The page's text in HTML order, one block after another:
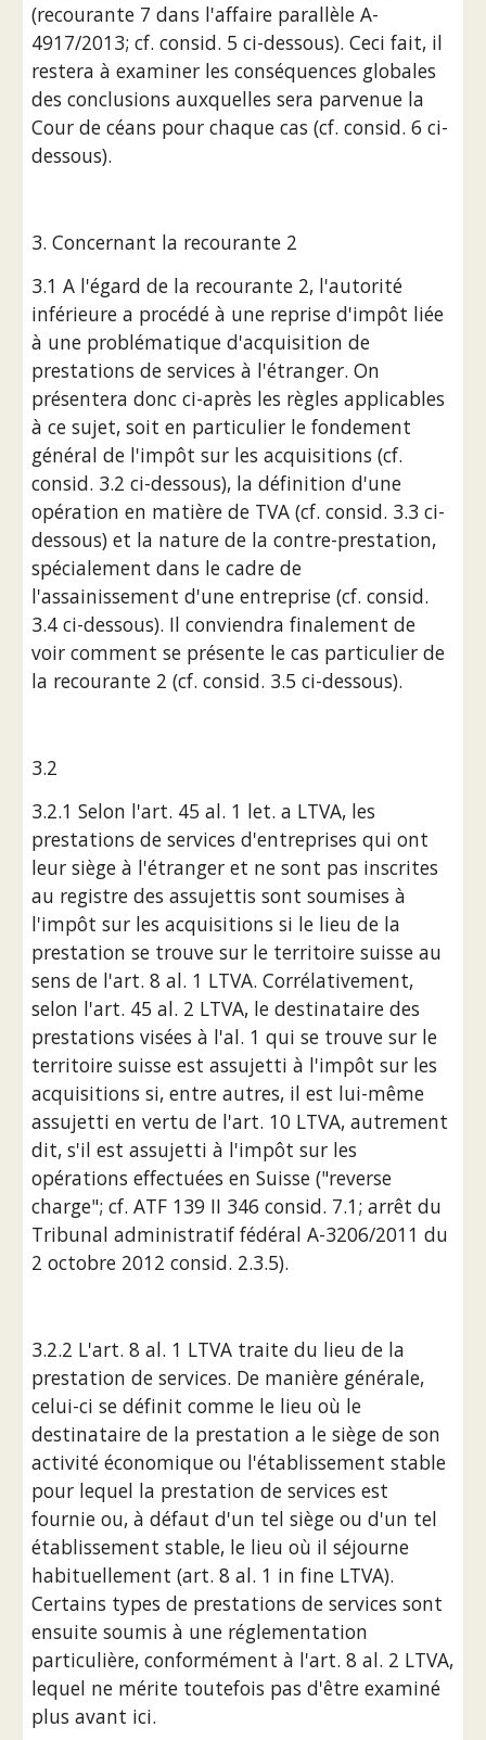
(recourante 7 dans l'affaire parallèle A-
4917/2013; cf. consid. 5 ci-dessous). Ceci fait, il
restera à examiner les conséquences globales
des conclusions auxquelles sera parvenue la
Cour de céans pour chaque cas (cf. consid. 6 ci-
dessous).
3. Concernant la recourante 2
3.1 A l'égard de la recourante 2, l'autorité
inférieure a procédé à une reprise d'impôt liée
à une problématique d'acquisition de
prestations de services à l'étranger. On
présentera donc ci-après les règles applicables
à ce sujet, soit en particulier le fondement
général de l'impôt sur les acquisitions (cf.
consid. 3.2 ci-dessous), la définition d'une
opération en matière de TVA (cf. consid. 3.3 ci-
dessous) et la nature de la contre-prestation,
spécialement dans le cadre de
l'assainissement d'une entreprise (cf. consid.
3.4 ci-dessous). Il conviendra finalement de
voir comment se présente le cas particulier de
la recourante 2 (cf. consid. 3.5 ci-dessous).
3.2
3.2.1 Selon l'art. 45 al. 1 let. a LTVA, les
prestations de services d'entreprises qui ont
leur siège à l'étranger et ne sont pas inscrites
au registre des assujettis sont soumises à
l'impôt sur les acquisitions si le lieu de la
prestation se trouve sur le territoire suisse au
sens de l'art. 8 al. 1 LTVA. Corrélativement,
selon l'art. 45 al. 2 LTVA, le destinataire des
prestations visées à l'al. 1 qui se trouve sur le
territoire suisse est assujetti à l'impôt sur les
acquisitions si, entre autres, il est lui-même
assujetti en vertu de l'art. 10 LTVA, autrement
dit, s'il est assujetti à l'impôt sur les
opérations effectuées en Suisse ("reverse
charge"; cf. ATF 139 II 346 consid. 7.1; arrêt du
Tribunal administratif fédéral A-3206/2011 du
2 octobre 2012 consid. 2.3.5).
3.2.2 L'art. 8 al. 1 LTVA traite du lieu de la
prestation de services. De manière générale,
celui-ci se définit comme le lieu où le
destinataire de la prestation a le siège de son
activité économique ou l'établissement stable
pour lequel la prestation de services est
fournie ou, à défaut d'un tel siège ou d'un tel
établissement stable, le lieu où il séjourne
habituellement (art. 8 al. 1 in fine LTVA).
Certains types de prestations de services sont
ensuite soumis à une réglementation
particulière, conformément à l'art. 8 al. 2 LTVA,
lequel ne mérite toutefois pas d'être examiné
plus avant ici.